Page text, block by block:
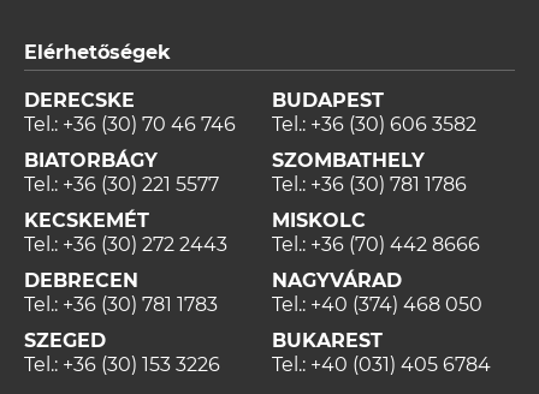
Elérhetőségek
DERECSKE
Tel.: +36 (30) 70 46 746
BIATORBÁGY
Tel.: +36 (30) 221 5577
KECSKEMÉT
Tel.: +36 (30) 272 2443
DEBRECEN
Tel.: +36 (30) 781 1783
SZEGED
Tel.: +36 (30) 153 3226
BUDAPEST
Tel.: +36 (30) 606 3582
SZOMBATHELY
Tel.: +36 (30) 781 1786
MISKOLC
Tel.: +36 (70) 442 8666
NAGYVÁRAD
Tel.: +40 (374) 468 050
BUKAREST
Tel.: +40 (031) 405 6784